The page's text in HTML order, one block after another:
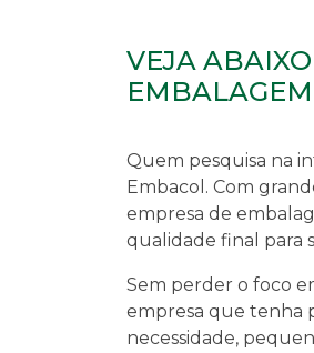
VEJA
Quem pesquisa na
Embacol. Com
empresa de
qualidade final para
Sem perder o foco
empresa que tenha
necessidade,